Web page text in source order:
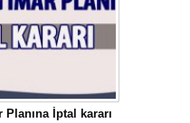
yayınladı:
İptal kararı